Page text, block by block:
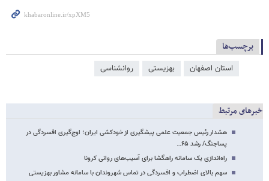
برچسب‌ها
استان اصفهان بهزیستی روانشناسی
خبرهای مرتبط
هشدار رئیس جمعیت علمی پیشگیری از خودکشی ایران؛ اوج‌گیری افسردگی در
پساجنگ/ رشد ۶۵…
راه‌اندازی یک سامانه راهگشا برای آسیب‌های روانی کرونا
سهم بالای اضطراب و افسردگی در تماس شهروندان با سامانه مشاور بهزیستی